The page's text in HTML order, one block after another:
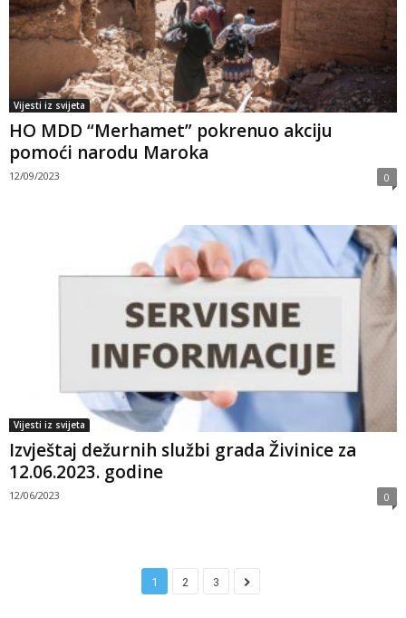
Vijesti iz svijeta
HO MDD “Merhamet” pokrenuo akciju
pomoći narodu Maroka
12/09/2023 0
Vijesti iz svijeta
Izvještaj dežurnih službi grada Živinice za
12.06.2023. godine
12/06/2023 0
1 2 3